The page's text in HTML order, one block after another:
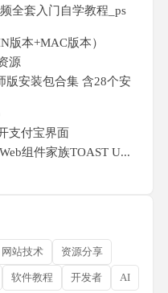
全套入门自学教程_ps
版本+MAC版本）
源
版安装包合集 含28个安
支付宝界面
组件家族TOAST U...
网站技术 资源分享
软件教程 开发者 AI